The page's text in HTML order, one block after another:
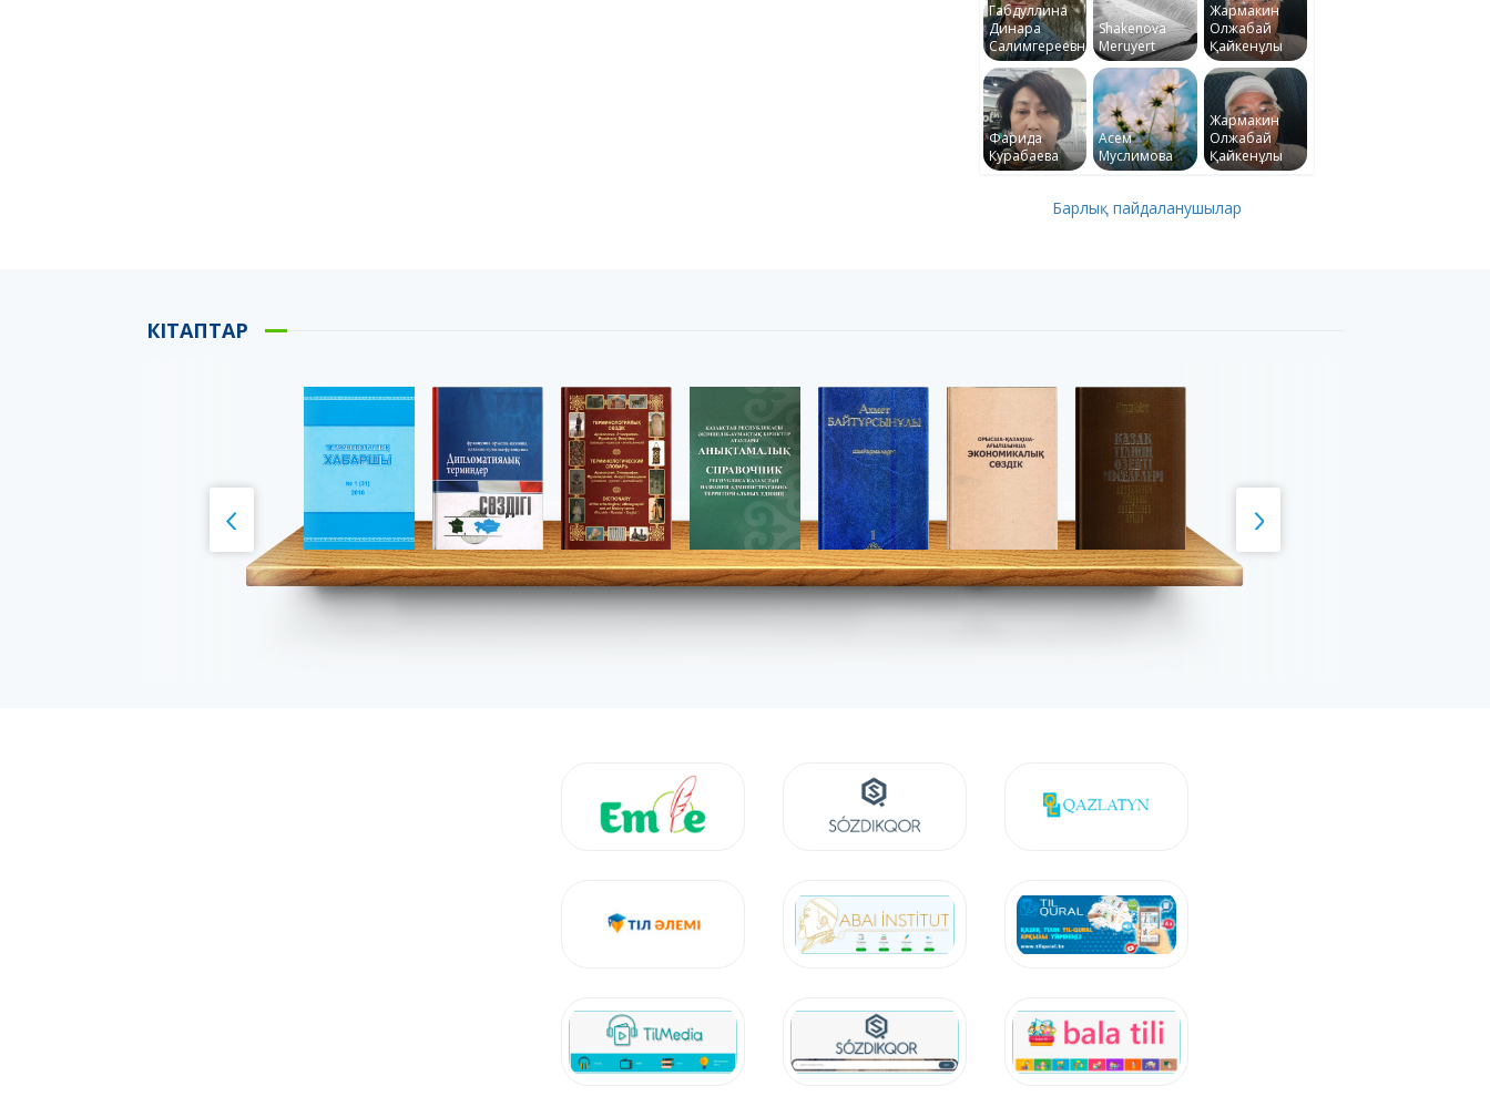
Габдуллина
Динара
Салимгереевна
Shakenova
Meruyert
Жармакин
Олжабай
Қайкенұлы
Фарида
Курабаева
Асем
Муслимова
Жармакин
Олжабай
Қайкенұлы
Барлық пайдаланушылар
КІТАПТАР